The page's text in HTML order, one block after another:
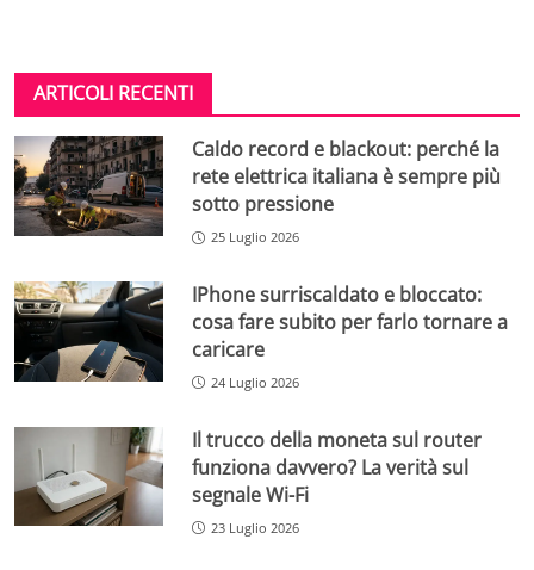
ARTICOLI RECENTI
Caldo record e blackout: perché la
rete elettrica italiana è sempre più
sotto pressione
25 Luglio 2026
IPhone surriscaldato e bloccato:
cosa fare subito per farlo tornare a
caricare
24 Luglio 2026
Il trucco della moneta sul router
funziona davvero? La verità sul
segnale Wi-Fi
23 Luglio 2026